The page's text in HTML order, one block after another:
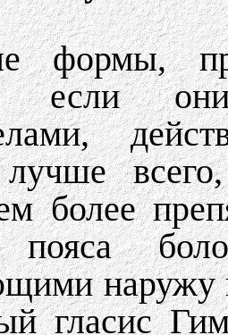
формы,
если
более
пояса
наружу
гласис